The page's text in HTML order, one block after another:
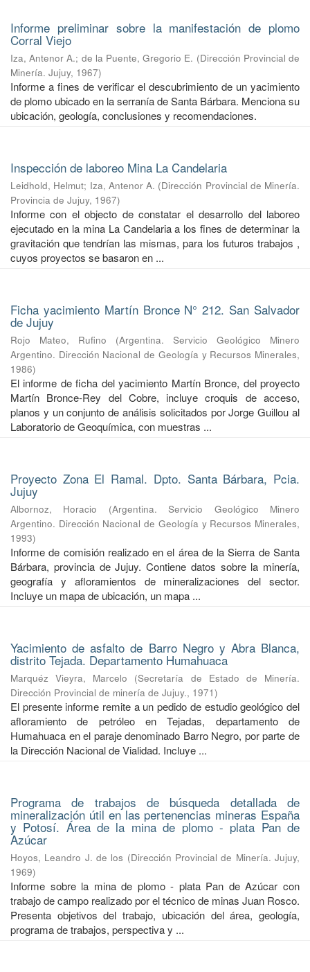
Informe preliminar sobre la manifestación de plomo
Corral Viejo
Iza, Antenor A.; de la Puente, Gregorio E. (Dirección Provincial de
Minería. Jujuy, 1967)
Informe a fines de verificar el descubrimiento de un yacimiento
de plomo ubicado en la serranía de Santa Bárbara. Menciona su
ubicación, geología, conclusiones y recomendaciones.
Inspección de laboreo Mina La Candelaria
Leidhold, Helmut; Iza, Antenor A. (Dirección Provincial de Minería.
Provincia de Jujuy, 1967)
Informe con el objecto de constatar el desarrollo del laboreo
ejecutado en la mina La Candelaria a los fines de determinar la
gravitación que tendrían las mismas, para los futuros trabajos ,
cuyos proyectos se basaron en ...
Ficha yacimiento Martín Bronce N° 212. San Salvador
de Jujuy
Rojo Mateo, Rufino (Argentina. Servicio Geológico Minero
Argentino. Dirección Nacional de Geología y Recursos Minerales,
1986)
El informe de ficha del yacimiento Martín Bronce, del proyecto
Martín Bronce-Rey del Cobre, incluye croquis de acceso,
planos y un conjunto de análisis solicitados por Jorge Guillou al
Laboratorio de Geoquímica, con muestras ...
Proyecto Zona El Ramal. Dpto. Santa Bárbara, Pcia.
Jujuy
Albornoz, Horacio (Argentina. Servicio Geológico Minero
Argentino. Dirección Nacional de Geología y Recursos Minerales,
1993)
Informe de comisión realizado en el área de la Sierra de Santa
Bárbara, provincia de Jujuy. Contiene datos sobre la minería,
geografía y afloramientos de mineralizaciones del sector.
Incluye un mapa de ubicación, un mapa ...
Yacimiento de asfalto de Barro Negro y Abra Blanca,
distrito Tejada. Departamento Humahuaca
Marquéz Vieyra, Marcelo (Secretaría de Estado de Minería.
Dirección Provincial de minería de Jujuy., 1971)
El presente informe remite a un pedido de estudio geológico del
afloramiento de petróleo en Tejadas, departamento de
Humahuaca en el paraje denominado Barro Negro, por parte de
la Dirección Nacional de Vialidad. Incluye ...
Programa de trabajos de búsqueda detallada de
mineralización útil en las pertenencias mineras España
y Potosí. Área de la mina de plomo - plata Pan de
Azúcar
Hoyos, Leandro J. de los (Dirección Provincial de Minería. Jujuy,
1969)
Informe sobre la mina de plomo - plata Pan de Azúcar con
trabajo de campo realizado por el técnico de minas Juan Rosco.
Presenta objetivos del trabajo, ubicación del área, geología,
programa de trabajos, perspectiva y ...